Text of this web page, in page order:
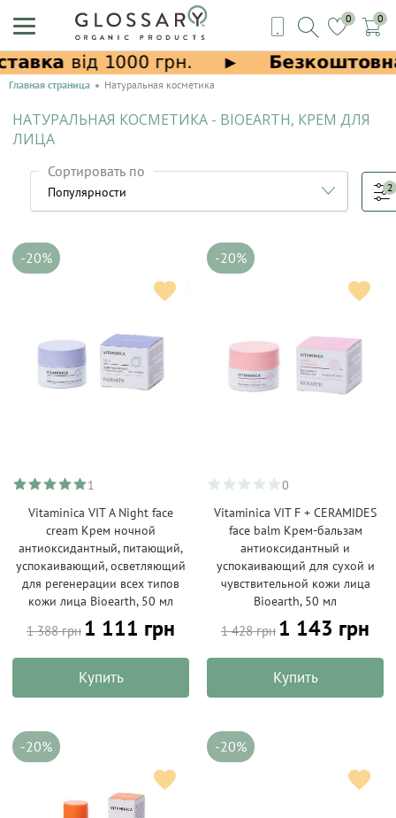
0 0
Главная страница Натуральная косметика
НАТУРАЛЬНАЯ КОСМЕТИКА - BIOEARTH, КРЕМ ДЛЯ
ЛИЦА
Сортировать по
2
-20%
1
Vitaminica VIT A Night face
cream Крем ночной
антиоксидантный, питающий,
успокаивающий, осветляющий
для регенерации всех типов
кожи лица Bioearth, 50 мл
1 388 грн 1 111 грн
Купить
-20%
0
Vitaminica VIT F + CERAMIDES
face balm Крем-бальзам
антиоксидантный и
успокаивающий для сухой и
чувствительной кожи лица
Bioearth, 50 мл
1 428 грн 1 143 грн
Купить
-20% -20%